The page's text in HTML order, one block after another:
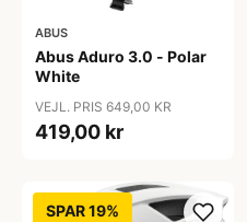
ABUS
Abus Aduro 3.0 - Polar
White
VEJL. PRIS 649,00 KR
419,00 kr
SPAR 19%